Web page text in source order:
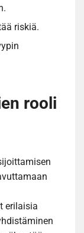
riskiä.
rooli
erilaisia